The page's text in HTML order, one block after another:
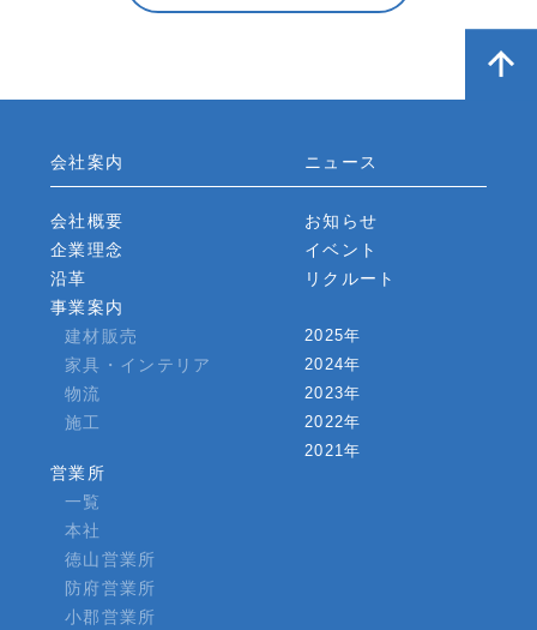
会社案内
会社概要
企業理念
沿革
事業案内
建材販売
家具・インテリア
物流
施工
営業所
一覧
本社
徳山営業所
防府営業所
小郡営業所
ニュース
お知らせ
イベント
リクルート
2025年
2024年
2023年
2022年
2021年